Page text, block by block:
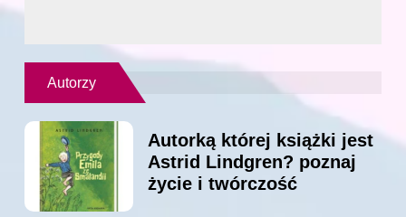
Autorzy
Autorką której książki jest
Astrid Lindgren? poznaj
życie i twórczość